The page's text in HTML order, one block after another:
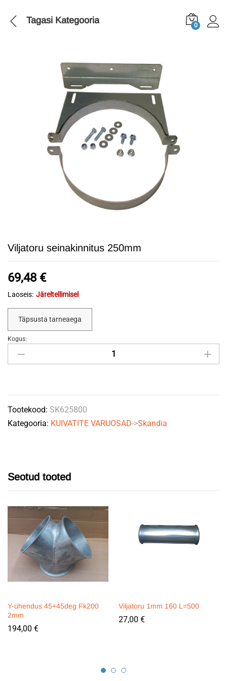
Tagasi Kategooria 0
Viljatoru seinakinnitus 250mm
69,48 €
Laoseis: Järeltellimisel
Täpsusta tarneaega
Viljatoru
seinakinnitus
Kogus:
Tootekood: SK625800
Kategooria: KUIVATITE VARUOSAD->Skandia
Seotud tooted
Y-ühendus 45+45deg Fk200
2mm
194,00 €
Viljatoru 1mm 160 L=500
27,00 €